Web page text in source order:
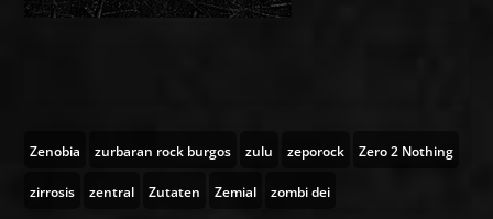
Zenobia zurbaran rock burgos zulu zeporock Zero 2 Nothing
zirrosis zentral Zutaten Zemial zombi dei